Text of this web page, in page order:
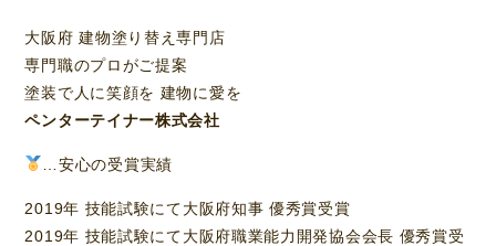
大阪府 建物塗り替え専門店
専門職のプロがご提案
塗装で人に笑顔を 建物に愛を
ペンターテイナー株式会社
…安心の受賞実績
2019年 技能試験にて大阪府知事 優秀賞受賞
2019年 技能試験にて大阪府職業能力開発協会会長 優秀賞受